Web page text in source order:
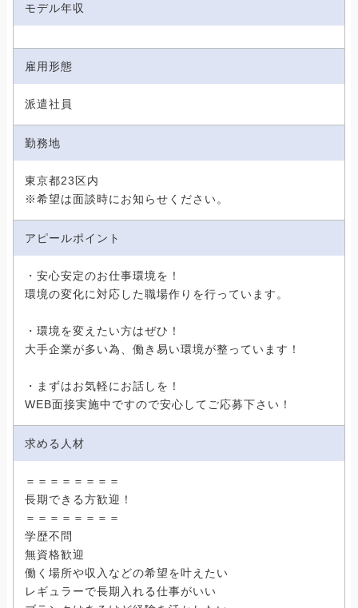
モデル年収
雇用形態
派遣社員
勤務地
東京都23区内
※希望は面談時にお知らせください。
アピールポイント
・安心安定のお仕事環境を！
環境の変化に対応した職場作りを行っています。
・環境を変えたい方はぜひ！
大手企業が多い為、働き易い環境が整っています！
・まずはお気軽にお話しを！
WEB面接実施中ですので安心してご応募下さい！
求める人材
＝＝＝＝＝＝＝＝
長期できる方歓迎！
＝＝＝＝＝＝＝＝
学歴不問
無資格歓迎
働く場所や収入などの希望を叶えたい
レギュラーで長期入れる仕事がいい